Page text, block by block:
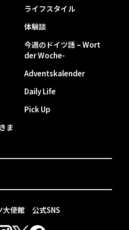
大使館 公式SNS
ライフスタイル
体験談
今週のドイツ語 – Wort
der Woche-
Adventskalender
Daily Life
Pick Up
ま